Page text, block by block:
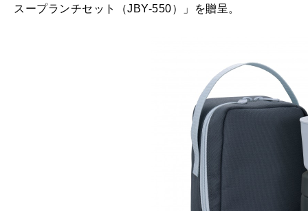
スープランチセット（JBY-550）」を贈呈。